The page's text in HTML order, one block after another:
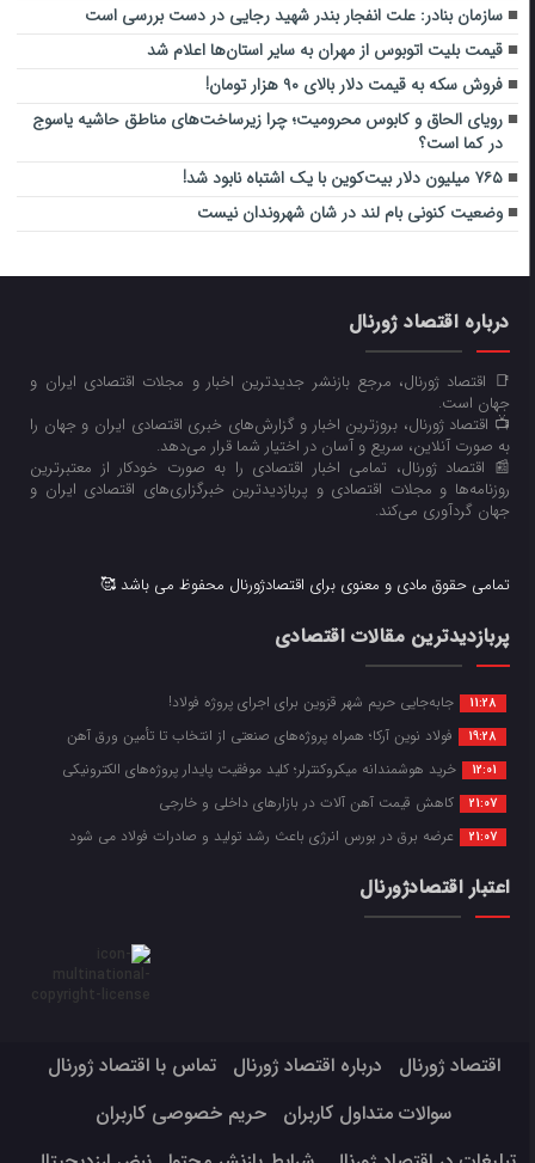
سازمان بنادر: علت انفجار بندر شهید رجایی در دست بررسی است
قیمت بلیت اتوبوس از مهران به سایر استان‌ها اعلام شد
فروش سکه به قیمت دلار بالای ۹۰ هزار تومان!
رویای الحاق و کابوس محرومیت؛ چرا زیرساخت‌های مناطق حاشیه یاسوج
در کما است؟
۷۶۵ میلیون دلار بیت‌کوین با یک اشتباه نابود شد!
وضعیت کنونی بام لند در شان شهروندان نیست
درباره اقتصاد ژورنال
📑 اقتصاد ژورنال، مرجع بازنشر جدیدترین اخبار و مجلات اقتصادی ایران و
جهان است.
📺 اقتصاد ژورنال، بروزترین اخبار و گزارش‌های خبری اقتصادی ایران و جهان را
به صورت آنلاین، سریع و آسان در اختیار شما قرار می‌‌دهد.
📰 اقتصاد ژورنال، تمامی اخبار اقتصادی را به صورت خودکار از معتبرترین
روزنامه‌ها و مجلات اقتصادی و پربازدیدترین خبرگزاری‌های اقتصادی ایران و
جهان گردآوری می‌کند.
تمامی حقوق مادی و معنوی برای اقتصادژورنال محفوظ می باشد 🥰
پربازدیدترین مقالات اقتصادی
11:28 جابه‌جایی حریم شهر قزوین برای اجرای پروژه فولاد!
19:28 فولاد نوین آرکا؛ همراه پروژه‌های صنعتی از انتخاب تا تأمین ورق آهن
12:01 خرید هوشمندانه میکروکنترلر؛ کلید موفقیت پایدار پروژه‌های الکترونیکی
21:07 کاهش قیمت آهن آلات در بازارهای داخلی و خارجی
21:07 عرضه برق در بورس انرژی باعث رشد تولید و صادرات فولاد می شود
اعتبار اقتصادژورنال
اقتصاد ژورنال درباره اقتصاد ژورنال
تماس با اقتصاد ژورنال
سوالات متداول کاربران
حریم خصوصی کاربران